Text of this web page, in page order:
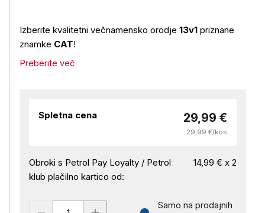
Izberite kvalitetni večnamensko orodje 13v1 priznane
znamke CAT!
Preberite več
Spletna cena 29,99 €
29,99 €/kos
Obroki s Petrol Pay Loyalty / Petrol
klub plačilno kartico od:
14,99 € x 2
Samo na prodajnih